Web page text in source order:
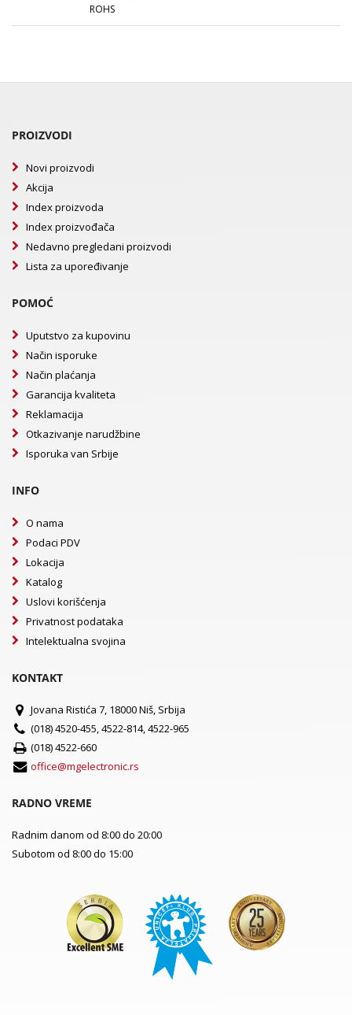
ROHS
PROIZVODI
Novi proizvodi
Akcija
Index proizvoda
Index proizvođača
Nedavno pregledani proizvodi
Lista za upoređivanje
POMOĆ
Uputstvo za kupovinu
Način isporuke
Način plaćanja
Garancija kvaliteta
Reklamacija
Otkazivanje narudžbine
Isporuka van Srbije
INFO
O nama
Podaci PDV
Lokacija
Katalog
Uslovi korišćenja
Privatnost podataka
Intelektualna svojina
KONTAKT
Jovana Ristića 7, 18000 Niš, Srbija
(018) 4520-455, 4522-814, 4522-965
(018) 4522-660
office@mgelectronic.rs
RADNO VREME
Radnim danom od 8:00 do 20:00
Subotom od 8:00 do 15:00